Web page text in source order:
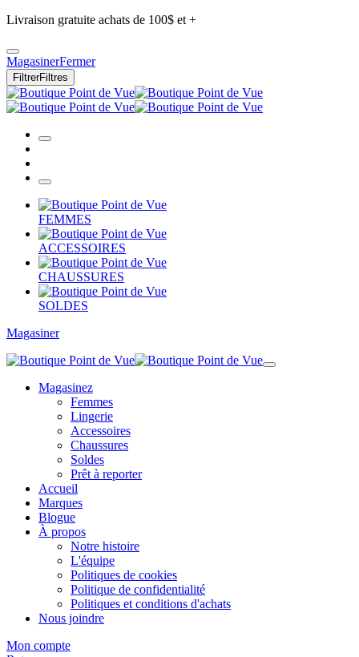
Livraison gratuite achats de 100$ et +
MagasinerFermer
FiltrerFiltres
FEMMES
ACCESSOIRES
CHAUSSURES
SOLDES
Magasiner
Magasinez
Femmes
Lingerie
Accessoires
Chaussures
Soldes
Prêt à reporter
Accueil
Marques
Blogue
À propos
Notre histoire
L'équipe
Politiques de cookies
Politique de confidentialité
Politiques et conditions d'achats
Nous joindre
Mon compte